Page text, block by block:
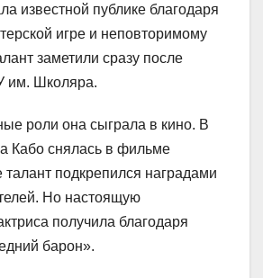
известной публике благодаря
игре и неповторимому
заметили сразу после
им. Школяра.
роли она сыграла в кино. В
Кабо снялась в фильме
талант подкрепился наградами
Но настоящую
получила благодаря
барон».